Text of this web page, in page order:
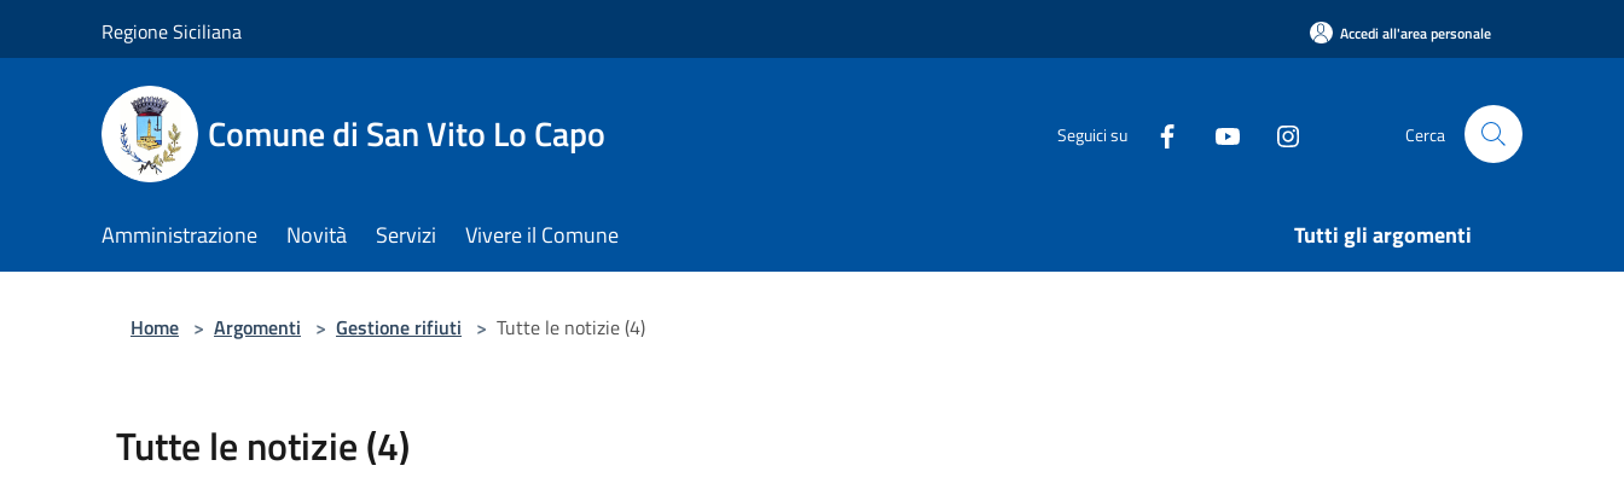
Regione Siciliana Accedi all'area personale
Comune di San Vito Lo Capo Seguici su Cerca
Amministrazione Novità Servizi Vivere il Comune Tutti gli argomenti
Home > Argomenti > Gestione rifiuti > Tutte le notizie (4)
Tutte le notizie (4)